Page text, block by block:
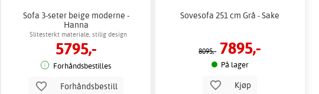
Sofa 3-seter beige moderne -
Hanna
Slitesterkt materiale, stilig design
5795,-
Forhåndsbestilles
Forhåndsbestill
Sovesofa 251 cm Grå - Sake
8095,- 7895,-
På lager
Kjøp